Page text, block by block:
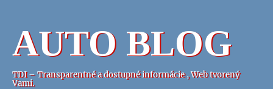
AUTO BLOG
TDI – Transparentné a dostupné informácie , Web tvorený
Vami.